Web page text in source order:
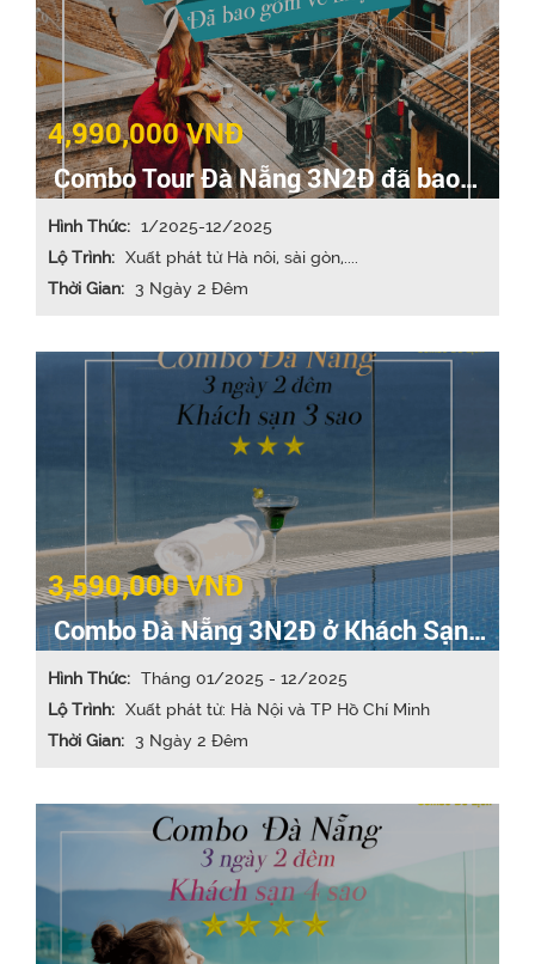
4,990,000 VNĐ
Combo Tour Đà Nẵng 3N2Đ đã bao
gồm vé máy bay
Hình Thức: 1/2025-12/2025
Lộ Trình: Xuất phát từ Hà nôi, sài gòn,....
Thời Gian: 3 Ngày 2 Đêm
3,590,000 VNĐ
Combo Đà Nẵng 3N2Đ ở Khách Sạn
3* bao gồm VMB
Hình Thức: Tháng 01/2025 - 12/2025
Lộ Trình: Xuất phát từ: Hà Nội và TP Hồ Chí Minh
Thời Gian: 3 Ngày 2 Đêm